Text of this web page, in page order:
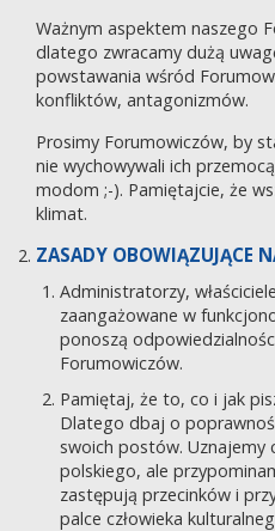
Ważnym aspektem naszego
dlatego zwracamy dużą
powstawania wśród
konfliktów, antagonizmów.
Prosimy Forumowiczów, by
nie wychowywali ich
modom ;-). Pamiętajcie, że
klimat.
ZASADY OBOWIĄZUJĄCE
Administratorzy,
zaangażowane w
ponoszą
Forumowiczów.
Pamiętaj, że to, co i jak
Dlatego dbaj o
swoich postów. Uznajemy
polskiego, ale
zastępują przecinków i
palce człowieka